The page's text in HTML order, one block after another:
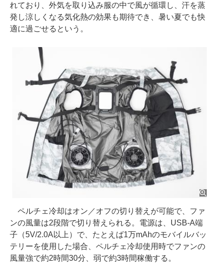
れており、外気を取り込み服の中で風が循環し、汗を蒸
発し涼しくなる気化熱の効果も期待でき、暑い夏でも快
適に過ごせるという。
ペルチェ冷却はオン／オフの切り替えが可能で、ファ
ンの風量は2段階で切り替えられる。電源は、USB-A端
子（5V/2.0A以上）で、たとえば1万mAhのモバイルバッ
テリーを使用した場合、ペルチェ冷却使用時でファンの
風量強で約2時間30分、弱で約3時間稼働する。